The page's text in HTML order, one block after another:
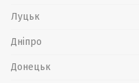
Луцьк
Дніпро
Донецьк